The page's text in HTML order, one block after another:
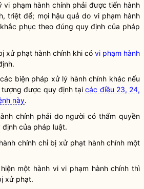
vi phạm hành chínhphải được tiến hành
triệt để; mọi hậu quả do vi phạm hành
phục theo đúng quy định của pháp
xử phạt hành chính khi có vi phạm hành
biện pháp xử lý hành chính khác nếu
được quy định tạicác điều 23, 24,
này.
chínhphải do người có thẩmquyền
của pháp luật.
chính chỉ bị xử phạt hành chính một
một hành vivi phạm hành chính thì
xử phạt.